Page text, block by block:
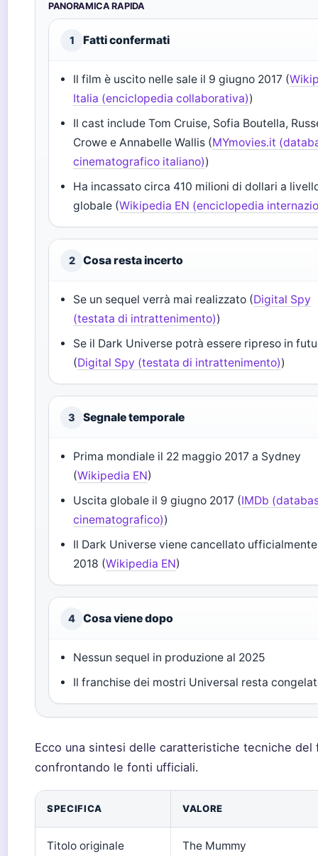
PANORAMICA RAPIDA
1 Fatti confermati
Il film è uscito nelle sale il 9 giugno 2017 (
Italia (enciclopedia collaborativa))
Il cast include Tom Cruise, Sofia Boutella,
Crowe e Annabelle Wallis (MYmovies.it
cinematografico italiano))
Ha incassato circa 410 milioni di dollari a
globale (Wikipedia EN (enciclopedia
2 Cosa resta incerto
Se un sequel verrà mai realizzato (Digital Spy
(testata di intrattenimento))
Se il Dark Universe potrà essere ripreso in
(Digital Spy (testata di intrattenimento))
3 Segnale temporale
Prima mondiale il 22 maggio 2017 a Sydney
(Wikipedia EN)
Uscita globale il 9 giugno 2017 (IMDb
cinematografico))
Il Dark Universe viene cancellato
2018 (Wikipedia EN)
4 Cosa viene dopo
Nessun sequel in produzione al 2025
Il franchise dei mostri Universal resta
Ecco una sintesi delle caratteristiche tecniche del
confrontando le fonti ufficiali.
SPECIFICA VALORE
Titolo originale The Mummy